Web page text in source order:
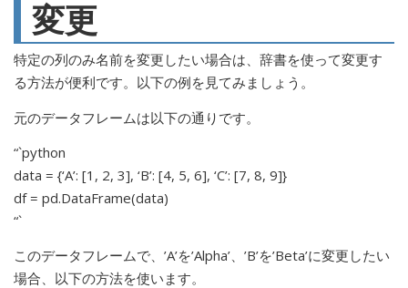
変更
特定の列のみ名前を変更したい場合は、辞書を使って変更す
る方法が便利です。以下の例を見てみましょう。
元のデータフレームは以下の通りです。
“`python
data = {‘A’: [1, 2, 3], ‘B’: [4, 5, 6], ‘C’: [7, 8, 9]}
df = pd.DataFrame(data)
“`
このデータフレームで、’A’を’Alpha’、’B’を’Beta’に変更したい
場合、以下の方法を使います。